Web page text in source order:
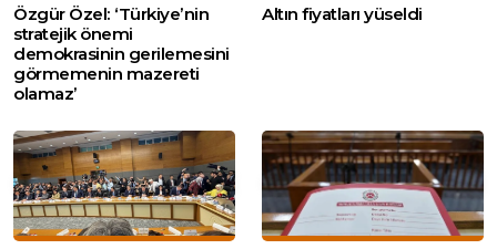
Özgür Özel: ‘Türkiye’nin
stratejik önemi
demokrasinin gerilemesini
görmemenin mazereti
olamaz’
Altın fiyatları yüseldi